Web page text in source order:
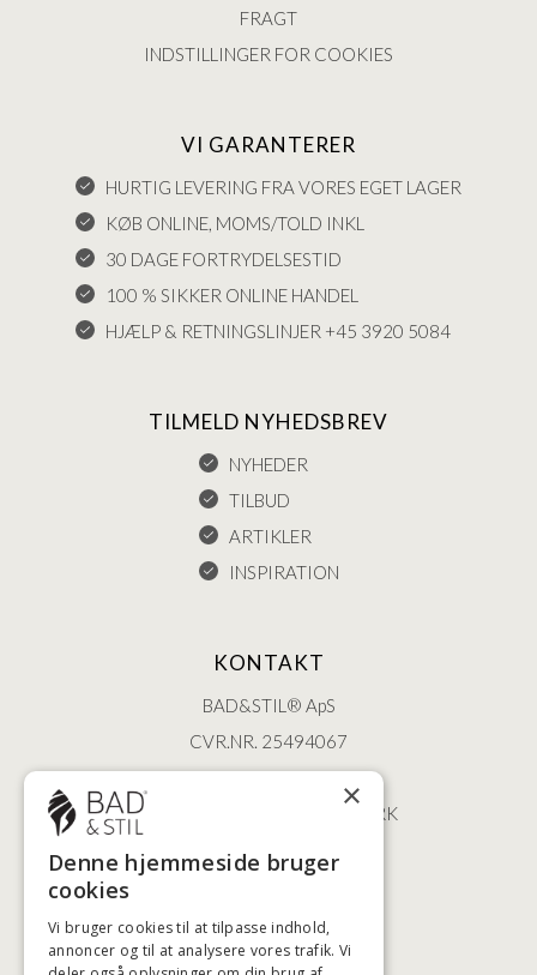
FRAGT
INDSTILLINGER FOR COOKIES
VI GARANTERER
HURTIG LEVERING FRA VORES EGET LAGER
KØB ONLINE, MOMS/TOLD INKL
30 DAGE FORTRYDELSESTID
100 % SIKKER ONLINE HANDEL
HJÆLP & RETNINGSLINJER +45 3920 5084
TILMELD NYHEDSBREV
NYHEDER
TILBUD
ARTIKLER
INSPIRATION
KONTAKT
BAD&STIL® ApS
CVR.NR. 25494067
ØSTERBROGADE 202
2100 KØBENHAVN • DANMARK
+45 3920 5084
×
Denne hjemmeside bruger
cookies
Vi bruger cookies til at tilpasse indhold,
annoncer og til at analysere vores trafik. Vi